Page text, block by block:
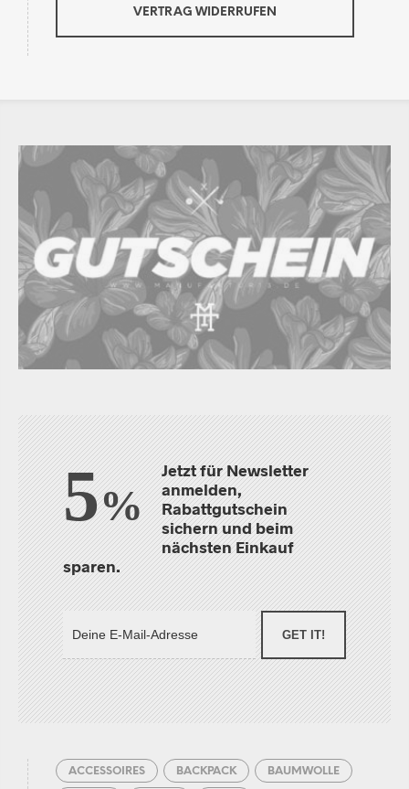
VERTRAG WIDERRUFEN
5%
Jetzt für Newsletter
anmelden,
Rabattgutschein
sichern und beim
nächsten Einkauf
sparen.
GET IT!
ACCESSOIRES BACKPACK BAUMWOLLE